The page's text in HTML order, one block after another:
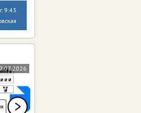
9:43